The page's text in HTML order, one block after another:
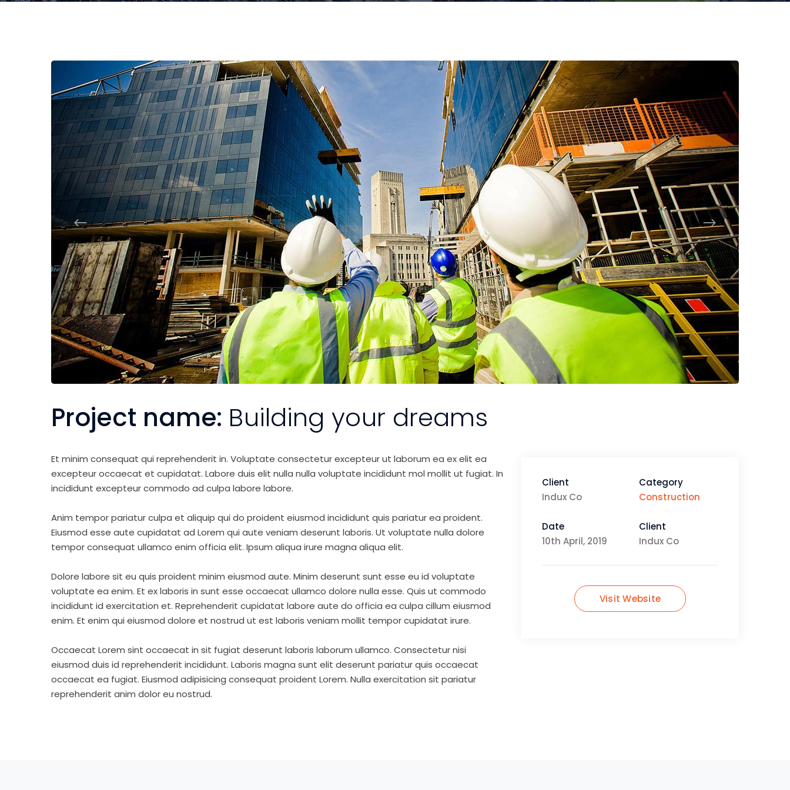
Project name: Building your dreams
Et minim consequat qui reprehenderit in. Voluptate consectetur excepteur ut laborum ea ex elit ea
excepteur occaecat et cupidatat. Labore duis elit nulla nulla voluptate incididunt mol mollit ut fugiat. In
incididunt excepteur commodo ad culpa labore labore.
Anim tempor pariatur culpa et aliquip qui do proident eiusmod incididunt quis pariatur ea proident.
Eiusmod esse aute cupidatat ad Lorem qui aute veniam deserunt laboris. Ut voluptate nulla dolore
tempor consequat ullamco enim officia elit. Ipsum aliqua irure magna aliqua elit.
Dolore labore sit eu quis proident minim eiusmod aute. Minim deserunt sunt esse eu id voluptate
voluptate ea enim. Et ex laboris in sunt esse occaecat ullamco dolore nulla esse. Quis ut commodo
incididunt id exercitation et. Reprehenderit cupidatat labore aute do officia ea culpa cillum eiusmod
enim. Et enim qui eiusmod dolore et nostrud ut est laboris veniam mollit tempor cupidatat irure.
Occaecat Lorem sint occaecat in sit fugiat deserunt laboris laborum ullamco. Consectetur nisi
eiusmod duis id reprehenderit incididunt. Laboris magna sunt elit deserunt pariatur quis occaecat
occaecat ea fugiat. Eiusmod adipisicing consequat proident Lorem. Nulla exercitation sit pariatur
reprehenderit anim dolor eu nostrud.
Client
Indux Co
Category
Construction
Date
10th April, 2019
Client
Indux Co
Visit Website